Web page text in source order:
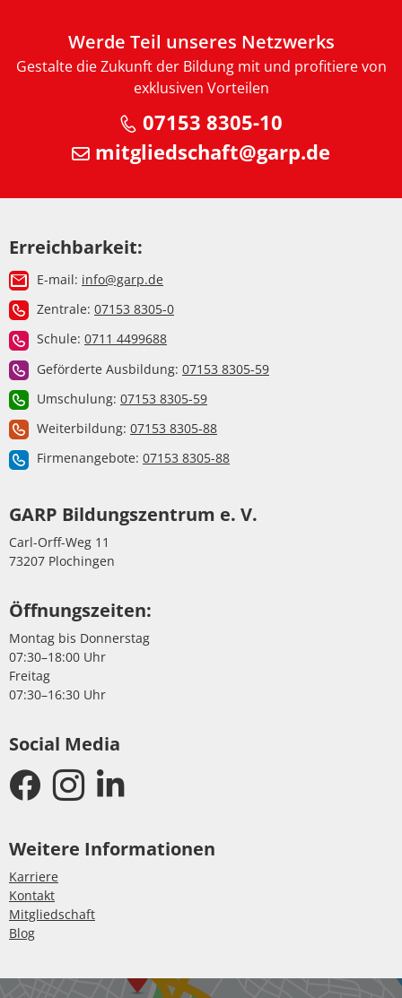
Werde Teil unseres Netzwerks
Gestalte die Zukunft der Bildung mit und profitiere von
exklusiven Vorteilen
07153 8305-10
mitgliedschaft@garp.de
Erreichbarkeit:
E-mail: info@garp.de
Zentrale: 07153 8305-0
Schule: 0711 4499688
Geförderte Ausbildung: 07153 8305-59
Umschulung: 07153 8305-59
Weiterbildung: 07153 8305-88
Firmenangebote: 07153 8305-88
GARP Bildungszentrum e. V.
Carl-Orff-Weg 11
73207 Plochingen
Öffnungszeiten:
Montag bis Donnerstag
07:30–18:00 Uhr
Freitag
07:30–16:30 Uhr
Social Media
Weitere Informationen
Karriere
Kontakt
Mitgliedschaft
Blog